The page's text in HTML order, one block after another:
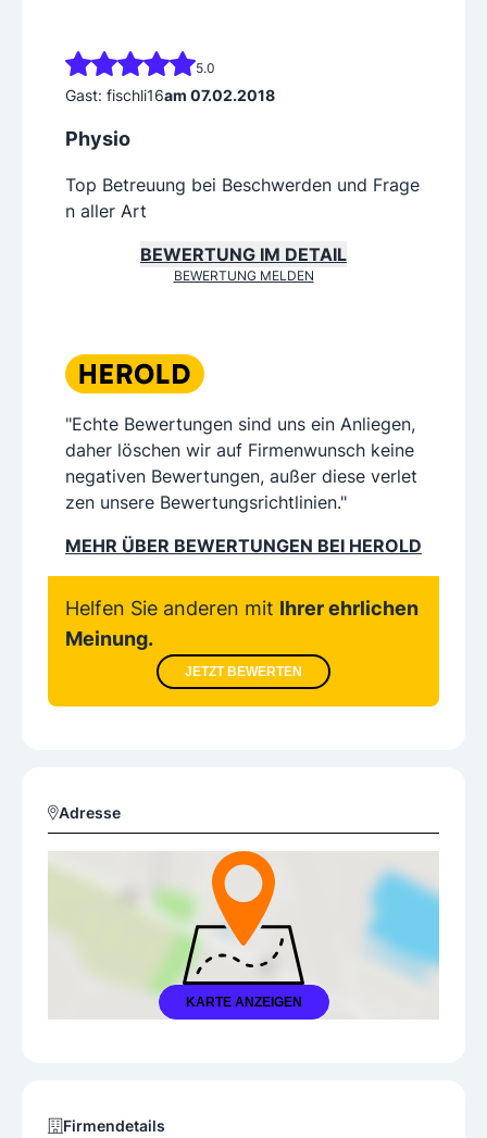
5.0
Gast: fischli16am 07.02.2018
Physio
Top Betreuung bei Beschwerden und Frage
n aller Art
BEWERTUNG IM DETAIL
BEWERTUNG MELDEN
"Echte Bewertungen sind uns ein Anliegen,
daher löschen wir auf Firmenwunsch keine
negativen Bewertungen, außer diese verlet
zen unsere Bewertungsrichtlinien."
MEHR ÜBER BEWERTUNGEN BEI HEROLD
Helfen Sie anderen mit Ihrer ehrlichen
Meinung.
JETZT BEWERTEN
Adresse
KARTE ANZEIGEN
Firmendetails